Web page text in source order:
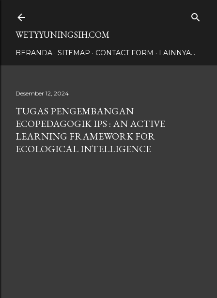
WETYYUNINGSIH.COM
BERANDA SITEMAP CONTACT FORM LAINNYA…
Desember 12, 2024
TUGAS PENGEMBANGAN
ECOPEDAGOGIK IPS : AN ACTIVE
LEARNING FRAMEWORK FOR
ECOLOGICAL INTELLIGENCE